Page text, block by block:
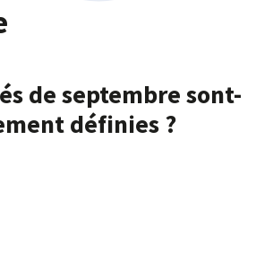
de septembre sont-
définies ?